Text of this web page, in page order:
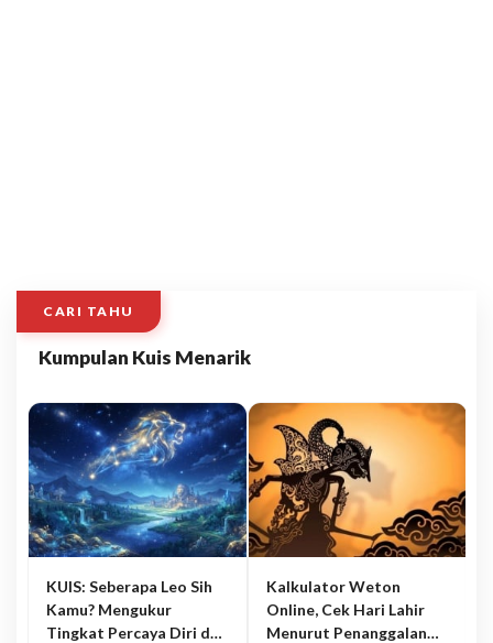
CARI TAHU
Kumpulan Kuis Menarik
KUIS: Seberapa Leo Sih
Kamu? Mengukur
Tingkat Percaya Diri dan
Kalkulator Weton
Online, Cek Hari Lahir
Menurut Penanggalan